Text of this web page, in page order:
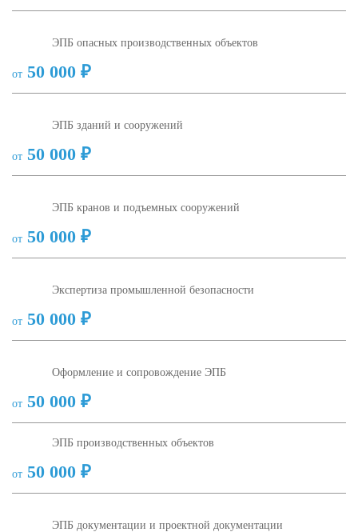
ЭПБ опасных производственных объектов
от 50 000 ₽
ЭПБ зданий и сооружений
от 50 000 ₽
ЭПБ кранов и подъемных сооружений
от 50 000 ₽
Экспертиза промышленной безопасности
от 50 000 ₽
Оформление и сопровождение ЭПБ
от 50 000 ₽
ЭПБ производственных объектов
от 50 000 ₽
ЭПБ документации и проектной документации